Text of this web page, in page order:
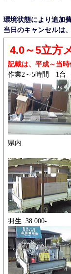
環境状態により追加
当日のキャンセルは
4.0～5立方
記載は、平成～当
作業2～5時間 1台
県内 県内
羽生 38.000-